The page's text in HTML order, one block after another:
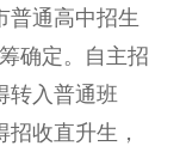
普通高中招生
确定。自主招
转入普通班
招收直升生 ，